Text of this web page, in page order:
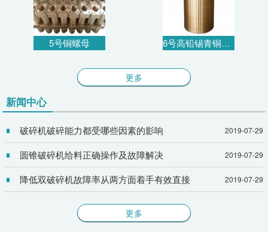
5号铜螺母 6号高铅锡青铜衬套
更多
新闻中心
破碎机破碎能力都受哪些因素的影响 2019-07-29
圆锥破碎机给料正确操作及故障解决 2019-07-29
降低双破碎机故障率从两方面着手有效直接 2019-07-29
更多